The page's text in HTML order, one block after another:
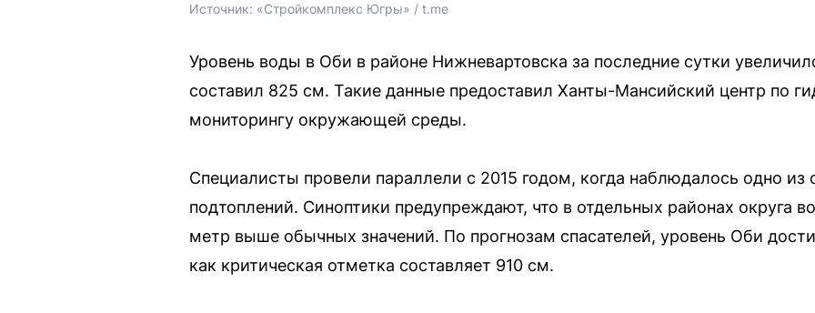
Источник: «Стройкомплекс Югры» / t.me
Уровень воды в Оби в районе Нижневартовска за последние сутки
составил 825 см. Такие данные предоставил Ханты-Мансийский центр по
мониторингу окружающей среды.
Специалисты провели параллели с 2015 годом, когда наблюдалось одно
подтоплений. Синоптики предупреждают, что в отдельных районах округа
метр выше обычных значений. По прогнозам спасателей, уровень Оби
как критическая отметка составляет 910 см.